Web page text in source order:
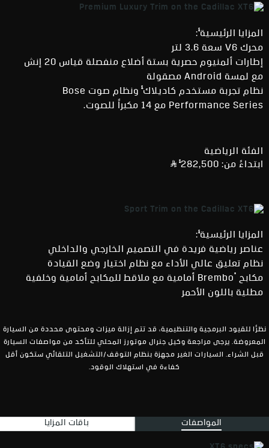
المزايا الرئيسية§
:
محرك V6 سعة 3.6 لتر
إطارات ألمنيوم حصرية بستة أضلاع منفصلة قياس 20 إنش
مع لمسة Android مصقولة
نظام تجربة مستخدم كاديلاك§
ونظام صوت Bose
Performance Series مع 14 مكبراً للصوت.
الفئة الرياضية
ابتداءً من: 282,500
§
المزايا الرئيسية§
:
عناصر رياضية فريدة في التصميم الخارجي والداخلي
نظام تعليق عالي الأداء مع نظام اختيار وضع القيادة
مكابح
®
Brembo أمامية مع ملاقط للمكابح أمامية وخلفية
مطلية باللون الأحمر
نظرًا للقيود البرمجية والتنظيمية، قد تتم إزالة ميزات ومحتوى محددة من السيارة
المعروضة. يرجى مراجعة وكيل جنرال موتورز المحلي للتأكد من مواصفات السيارة
قبل الشراء. السيارات الغير مجهزة بنظام التوقف/التشغيل التلقائي ستكون أقل
كفاءة في استهلاك الوقود.
المواصفات باقات المزايا